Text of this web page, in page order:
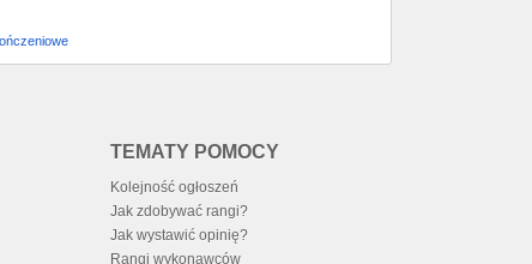
TEMATY POMOCY
Kolejność ogłoszeń
Jak zdobywać rangi?
Jak wystawić opinię?
Rangi wykonawców